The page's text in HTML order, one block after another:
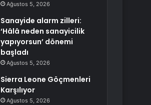
Ağustos 5, 2026
Sanayide alarm zilleri:
‘Hâlâ neden sanayicilik
yapıyorsun’ dönemi
başladı
Ağustos 5, 2026
Sierra Leone Göçmenleri
Karşılıyor
Ağustos 5, 2026